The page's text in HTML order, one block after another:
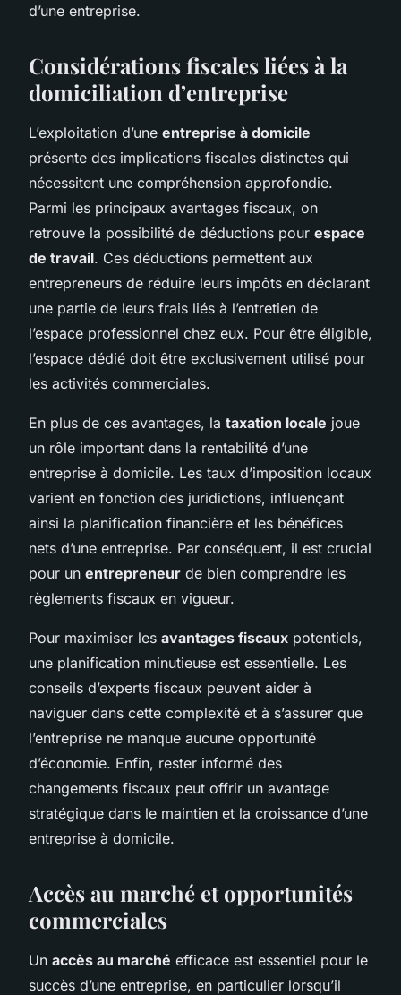
d’une entreprise.
Considérations fiscales liées à la
domiciliation d’entreprise
L’exploitation d’une entreprise à domicile
présente des implications fiscales distinctes qui
nécessitent une compréhension approfondie.
Parmi les principaux avantages fiscaux, on
retrouve la possibilité de déductions pour espace
de travail. Ces déductions permettent aux
entrepreneurs de réduire leurs impôts en déclarant
une partie de leurs frais liés à l’entretien de
l’espace professionnel chez eux. Pour être éligible,
l’espace dédié doit être exclusivement utilisé pour
les activités commerciales.
En plus de ces avantages, la taxation locale joue
un rôle important dans la rentabilité d’une
entreprise à domicile. Les taux d’imposition locaux
varient en fonction des juridictions, influençant
ainsi la planification financière et les bénéfices
nets d’une entreprise. Par conséquent, il est crucial
pour un entrepreneur de bien comprendre les
règlements fiscaux en vigueur.
Pour maximiser les avantages fiscaux potentiels,
une planification minutieuse est essentielle. Les
conseils d’experts fiscaux peuvent aider à
naviguer dans cette complexité et à s’assurer que
l’entreprise ne manque aucune opportunité
d’économie. Enfin, rester informé des
changements fiscaux peut offrir un avantage
stratégique dans le maintien et la croissance d’une
entreprise à domicile.
Accès au marché et opportunités
commerciales
Un accès au marché efficace est essentiel pour le
succès d’une entreprise, en particulier lorsqu’il